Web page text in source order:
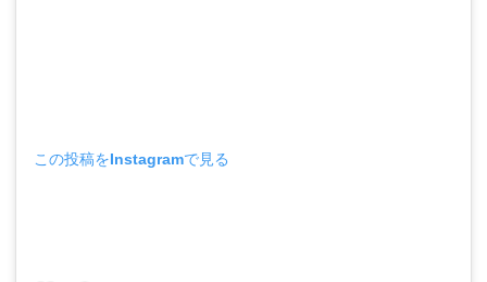
この投稿をInstagramで見る